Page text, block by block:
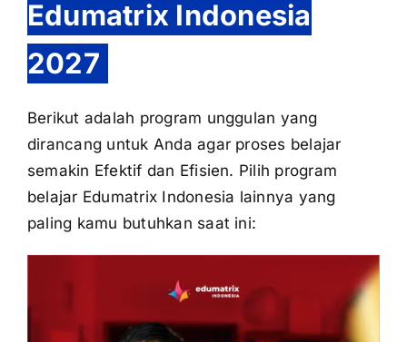
Edumatrix Indonesia
2027
Berikut adalah program unggulan yang
dirancang untuk Anda agar proses belajar
semakin Efektif dan Efisien. Pilih program
belajar Edumatrix Indonesia lainnya yang
paling kamu butuhkan saat ini: